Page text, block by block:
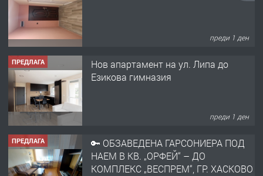
преди 1 ден
ПРЕДЛАГА
Нов апартамент на ул. Липа до
Езикова гимназия
преди 1 ден
ПРЕДЛАГА
🔑 ОБЗАВЕДЕНА ГАРСОНИЕРА ПОД
НАЕМ В КВ. „ОРФЕЙ“ – ДО
КОМПЛЕКС „ВЕСПРЕМ“, ГР. ХАСКОВО